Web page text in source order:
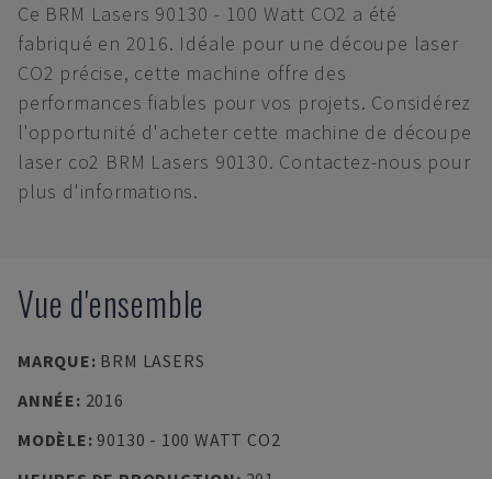
Ce BRM Lasers 90130 - 100 Watt CO2 a été
fabriqué en 2016. Idéale pour une découpe laser
CO2 précise, cette machine offre des
performances fiables pour vos projets. Considérez
l'opportunité d'acheter cette machine de découpe
laser co2 BRM Lasers 90130. Contactez-nous pour
plus d'informations.
Vue d'ensemble
MARQUE: BRM LASERS
ANNÉE: 2016
MODÈLE: 90130 - 100 WATT CO2